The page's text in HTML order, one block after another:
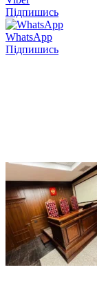
Підпишись
WhatsApp
Підпишись